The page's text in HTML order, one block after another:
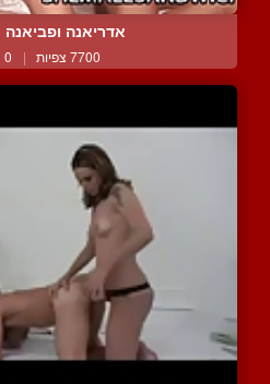
אדריאנה
7700 צפיות | 0 המלצות